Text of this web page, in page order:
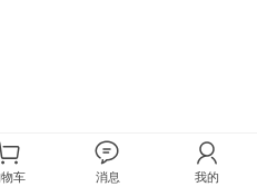
车 消息 我的